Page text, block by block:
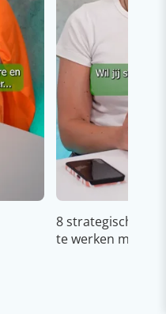
8 strategische
te werken met